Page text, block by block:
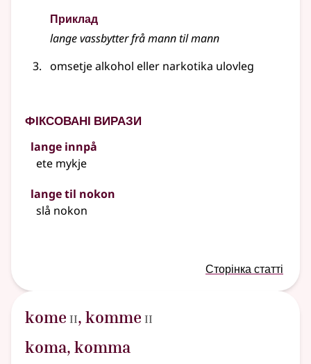
Приклад
lange vassbytter frå mann til mann
omsetje alkohol eller narkotika ulovleg
Фіксовані вирази
lange innpå
ete mykje
lange til nokon
slå nokon
Сторінка статті
kome 2
II, komme 2
II
koma, komma